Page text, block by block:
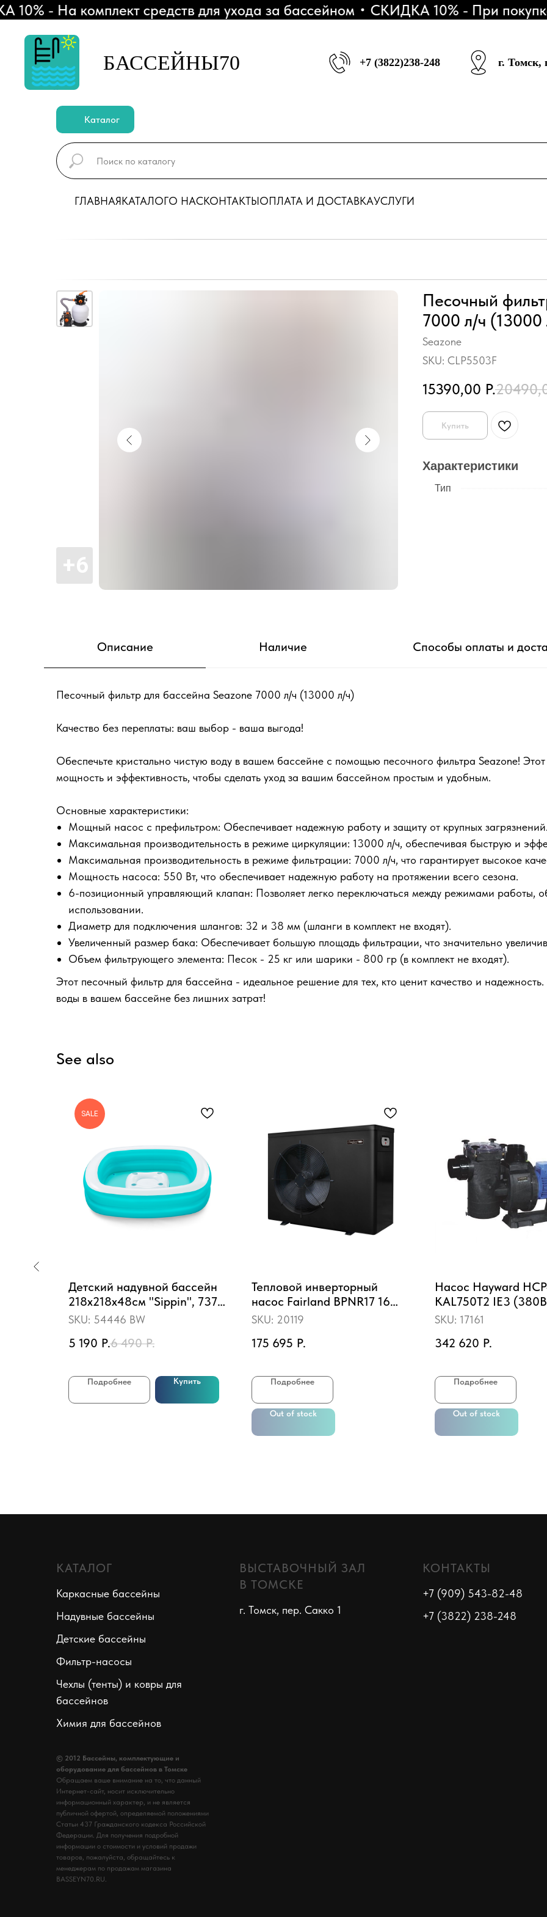
- На комплект средств для ухода за бассейном СКИДКА 10% - При покупке 3
БАССЕЙНЫ70 +7 (3822)238-248 г. Томск,
Каталог
ГЛАВНАЯКАТАЛОГО НАСКОНТАКТЫОПЛАТА И ДОСТАВКАУСЛУГИ
Песочный
7000 л/ч (13000
Seazone
SKU: CLP5503F
15390,00 Р.
Купить
Характеристики
Тип
Описание Наличие Способы оплаты и
Песочный фильтр для бассейна Seazone 7000 л/ч (13000 л/ч)
Качество без переплаты: ваш выбор - ваша выгода!
Обеспечьте кристально чистую воду в вашем бассейне с помощью песочного фильтра Seazone!
мощность и эффективность, чтобы сделать уход за вашим бассейном простым и удобным.
Основные характеристики:
Мощный насос с префильтром: Обеспечивает надежную работу и защиту от крупных загрязнений.
Максимальная производительность в режиме циркуляции: 13000 л/ч, обеспечивая быструю и
Максимальная производительность в режиме фильтрации: 7000 л/ч, что гарантирует высокое
Мощность насоса: 550 Вт, что обеспечивает надежную работу на протяжении всего сезона.
6-позиционный управляющий клапан: Позволяет легко переключаться между режимами работы,
использовании.
Диаметр для подключения шлангов: 32 и 38 мм (шланги в комплект не входят).
Увеличенный размер бака: Обеспечивает большую площадь фильтрации, что значительно
Объем фильтрующего элемента: Песок - 25 кг или шарики - 800 гр (в комплект не входят).
Этот песочный фильтр для бассейна - идеальное решение для тех, кто ценит качество и
воды в вашем бассейне без лишних затрат!
See also
SALE
Детский надувной бассейн
218x218x48см "Sippin", 737
л, от 6 лет
SKU: 54446 BW
5 190 Р.6 490 Р.
Подробнее Купить
Тепловой инверторный
насос Fairland BPNR17 16
кВт
SKU: 20119
175 695 Р.
Подробнее
Out of stock
Насос Hayward
KAL750T2 IE3
ч 7.5HP)
SKU: 17161
342 620 Р.
Подробнее
Out of stock
КАТАЛОГ
Каркасные бассейны
Надувные бассейны
Детские бассейны
Фильтр-насосы
Чехлы (тенты) и ковры для
бассейнов
Химия для бассейнов
ВЫСТАВОЧНЫЙ ЗАЛ
В ТОМСКЕ
г. Томск, пер. Сакко 1
КОНТАКТЫ
+7 (909) 543-82-48
+7 (3822) 238-248
© 2012 Бассейны, комплектующие и
оборудование для бассейнов в Томске
Обращаем ваше внимание на то, что данный
Интернет-сайт, носит исключительно
информационный характер, и не является
публичной офертой, определяемой положениями
Статьи 437 Гражданского кодекса Российской
Федерации. Для получения подробной
информации о стоимости и условий продажи
товаров, пожалуйста, обращайтесь к
менеджерам по продажам магазина
BASSEYN70.RU.